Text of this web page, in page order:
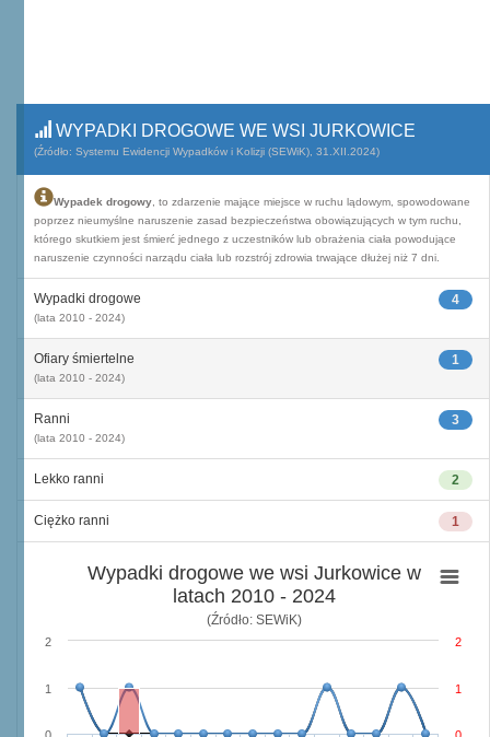
WYPADKI DROGOWE WE WSI JURKOWICE
(Źródło: Systemu Ewidencji Wypadków i Kolizji (SEWiK), 31.XII.2024)
Wypadek drogowy , to zdarzenie mające miejsce w ruchu lądowym, spowodowane
poprzez nieumyślne naruszenie zasad bezpieczeństwa obowiązujących w tym ruchu,
którego skutkiem jest śmierć jednego z uczestników lub obrażenia ciała powodujące
naruszenie czynności narządu ciała lub rozstrój zdrowia trwające dłużej niż 7 dni.
4
Wypadki drogowe
(lata 2010 - 2024)
1
Ofiary śmiertelne
(lata 2010 - 2024)
3
Ranni
(lata 2010 - 2024)
2
Lekko ranni
1
Ciężko ranni
Wypadki drogowe we wsi Jurkowice w
latach 2010 - 2024
(Źródło: SEWiK)
1
2
1
2